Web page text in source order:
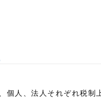
人、法人それぞれ税制